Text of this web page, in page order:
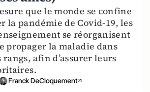
que le monde se confine
la pandémie de Covid-19, les
se réorganisent
propager la maladie dans
afin d’assurer leurs
Franck DeCloquement